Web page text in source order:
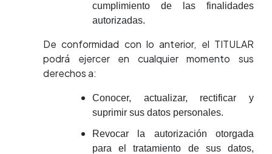
cumplimiento de las finalidades
autorizadas.
De conformidad con lo anterior, el TITULAR
podrá ejercer en cualquier momento sus
derechos a:
Conocer, actualizar, rectificar y
suprimir sus datos personales.
Revocar la autorización otorgada
para el tratamiento de sus datos,